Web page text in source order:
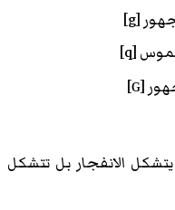
[g]
[q]
[ɢ]
الانفجار بل تتشكل